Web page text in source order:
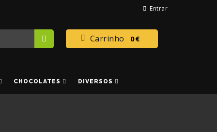
Entrar
Carrinho 0€
CHOCOLATES DIVERSOS